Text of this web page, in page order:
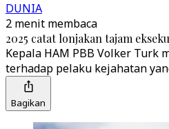
DUNIA
2 menit membaca
2025 catat lonjakan tajam
Kepala HAM PBB Volker
terhadap pelaku kejahatan
Bagikan